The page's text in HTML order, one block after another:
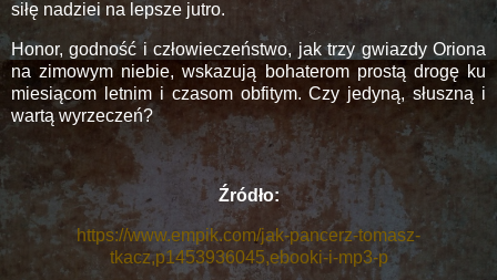
siłę nadziei na lepsze jutro.
Honor, godność i człowieczeństwo, jak trzy gwiazdy Oriona
na zimowym niebie, wskazują bohaterom prostą drogę ku
miesiącom letnim i czasom obfitym. Czy jedyną, słuszną i
wartą wyrzeczeń?
Źródło:
https://www.empik.com/jak-pancerz-tomasz-
tkacz,p1453936045,ebooki-i-mp3-p